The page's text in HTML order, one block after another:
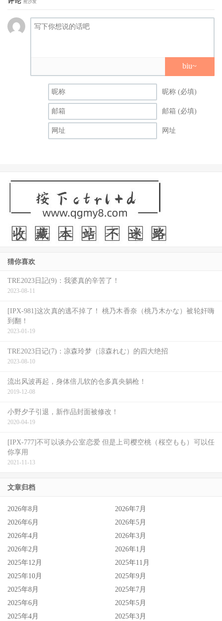
抢沙发
biu~
昵称 (必填)
邮箱 (必填)
网址
猜你喜欢
TRE2023日記(9)：我婆真的辛苦了！
2023-08-11
[IPX-981]这次真的逃不掉了！ 桃乃木香奈（桃乃木かな）被轮奸嗨
到翻！
2023-01-19
TRE2023日记(7)：凉森玲梦（涼森れむ）的四大绝招
2023-08-10
流出风波再起，身体倍儿软的仓多真央躺枪！
2019-12-08
小野夕子引退，新作品封面被修改！
2020-04-19
[IPX-777]不可以谈办公室恋爱 但是上司樱空桃（桜空もも）可以任
你享用
2021-11-13
文章归档
2026年8月
2026年7月
2026年6月
2026年5月
2026年4月
2026年3月
2026年2月
2026年1月
2025年12月
2025年11月
2025年10月
2025年9月
2025年8月
2025年7月
2025年6月
2025年5月
2025年4月
2025年3月